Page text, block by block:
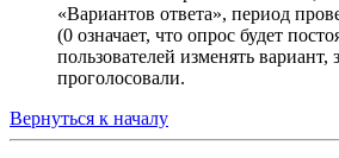
«Вариантов ответа», период
(0 означает, что опрос будет
пользователей изменять вариант,
проголосовали.
Вернуться к началу